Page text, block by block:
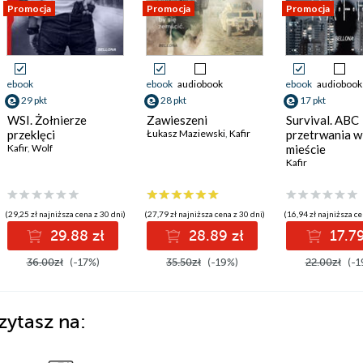
Promocja
ebook
29 pkt
WSI. Żołnierze
przeklęci
Kafir, Wolf
(29,25 zł najniższa cena z 30 dni)
29.88 zł
36.00zł (-17%)
Promocja
ebook audiobook
28 pkt
Zawieszeni
Łukasz Maziewski, Kafir
(27,79 zł najniższa cena z 30 dni)
28.89 zł
35.50zł (-19%)
Promocja
ebook audiobook
17 pkt
Survival. ABC
przetrwania w
mieście
Kafir
(16,94 zł najniższa
22.00zł (-
na: